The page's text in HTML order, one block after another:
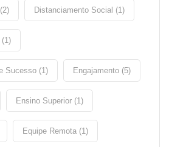
Distanciamento Social (1)
Sucesso (1) Engajamento (5)
Ensino Superior (1)
Equipe Remota (1)